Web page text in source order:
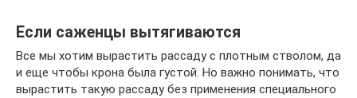
Если саженцы вытягиваются
Все мы хотим вырастить рассаду с плотным стволом, да
и еще чтобы крона была густой. Но важно понимать, что
вырастить такую рассаду без применения специального